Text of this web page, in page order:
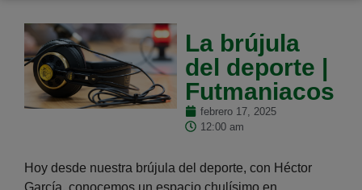
La brújula
del deporte |
Futmaniacos
febrero 17, 2025
12:00 am
Hoy desde nuestra brújula del deporte, con Héctor
García, conocemos un espacio chulísimo en